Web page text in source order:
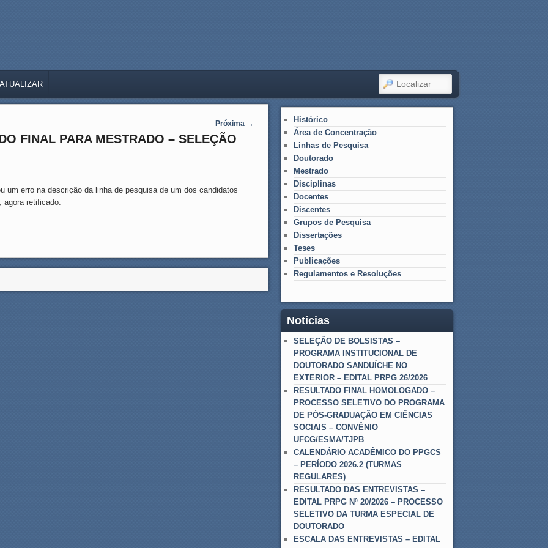
ATUALIZAR LOCALIZAR
Próxima →
FINAL PARA MESTRADO – SELEÇÃO
um erro na descrição da linha de pesquisa de um dos candidatos
agora retificado.
Histórico
Área de Concentração
Linhas de Pesquisa
Doutorado
Mestrado
Disciplinas
Docentes
Discentes
Grupos de Pesquisa
Dissertações
Teses
Publicações
Regulamentos e Resoluções
Notícias
SELEÇÃO DE BOLSISTAS –
PROGRAMA INSTITUCIONAL DE
DOUTORADO SANDUÍCHE NO
EXTERIOR – EDITAL PRPG 26/2026
RESULTADO FINAL HOMOLOGADO –
PROCESSO SELETIVO DO PROGRAMA
DE PÓS-GRADUAÇÃO EM CIÊNCIAS
SOCIAIS – CONVÊNIO
UFCG/ESMA/TJPB
CALENDÁRIO ACADÊMICO DO PPGCS
– PERÍODO 2026.2 (TURMAS
REGULARES)
RESULTADO DAS ENTREVISTAS –
EDITAL PRPG Nº 20/2026 – PROCESSO
SELETIVO DA TURMA ESPECIAL DE
DOUTORADO
ESCALA DAS ENTREVISTAS – EDITAL